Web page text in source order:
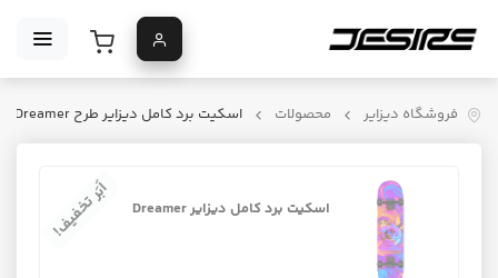
فروشگاه دیزایر محصولات اسکیت برد کامل دیزایر طرح Dreamer
اسکیت برد کامل دیزایر Dreamer اَبَر تخفیف!